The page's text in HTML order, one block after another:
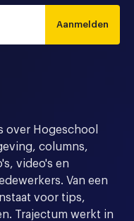
Aanmelden
over Hogeschool
columns,
video's en
Van een
voor tips,
Trajectum werkt in